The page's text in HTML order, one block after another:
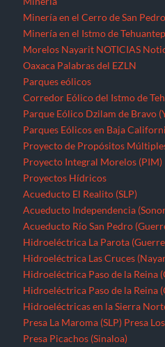
Minería en el Cerro de San Pedro
Minería en el Istmo de
Morelos Nayarit NOTICIAS
Oaxaca Palabras del EZLN
Parques eólicos
Corredor Eólico del Istmo de
Parque Eólico Dzilam de Bravo
Parques Eólicos en Baja
Proyecto de Propósitos
Proyecto Integral Morelos (PIM)
Proyectos Hídricos
Acueducto El Realito (SLP)
Acueducto Independencia
Acueducto Río San Pedro
Hidroeléctrica La Parota
Hidroeléctrica Las Cruces
Hidroeléctrica Paso de la Reina
Hidroeléctrica Paso de la Reina
Hidroeléctricas en la Sierra
Presa La Maroma (SLP) Presa
Presa Picachos (Sinaloa)